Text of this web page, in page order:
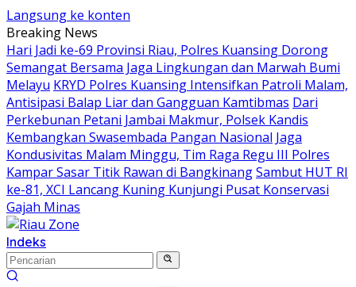
Langsung ke konten
Breaking News
Hari Jadi ke-69 Provinsi Riau, Polres Kuansing Dorong
Semangat Bersama Jaga Lingkungan dan Marwah Bumi
Melayu KRYD Polres Kuansing Intensifkan Patroli Malam,
Antisipasi Balap Liar dan Gangguan Kamtibmas Dari
Perkebunan Petani Jambai Makmur, Polsek Kandis
Kembangkan Swasembada Pangan Nasional Jaga
Kondusivitas Malam Minggu, Tim Raga Regu III Polres
Kampar Sasar Titik Rawan di BangkinangSambut HUT RI
ke-81, XCI Lancang Kuning Kunjungi Pusat Konservasi
Gajah Minas
Indeks